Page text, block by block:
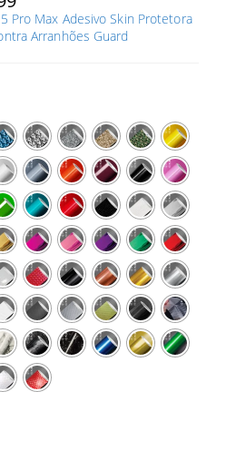
preço:
R$ 9,99
Pro Max Adesivo Skin Protetora
Arranhões Guard